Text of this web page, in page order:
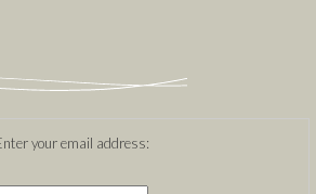
your email address: